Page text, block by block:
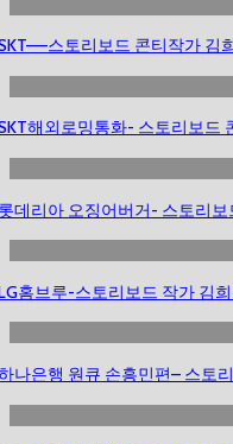
스토리보드 콘티작가 김
해외로밍통화- 스토리보드
데리아 오징어버거- 스토리보
홈브루-스토리보드 작가 김
나은행 원큐 손흥민편– 스토